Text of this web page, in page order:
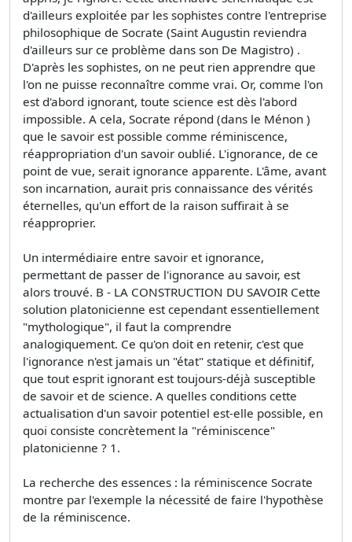
d'ailleurs exploitée par les sophistes contre l'entreprise
philosophique de Socrate (Saint Augustin reviendra
d'ailleurs sur ce problème dans son De Magistro) .
D'après les sophistes, on ne peut rien apprendre que
l'on ne puisse reconnaître comme vrai. Or, comme l'on
est d'abord ignorant, toute science est dès l'abord
impossible. A cela, Socrate répond (dans le Ménon )
que le savoir est possible comme réminiscence,
réappropriation d'un savoir oublié. L'ignorance, de ce
point de vue, serait ignorance apparente. L'âme, avant
son incarnation, aurait pris connaissance des vérités
éternelles, qu'un effort de la raison suffirait à se
réapproprier.
Un intermédiaire entre savoir et ignorance,
permettant de passer de l'ignorance au savoir, est
alors trouvé. B - LA CONSTRUCTION DU SAVOIR Cette
solution platonicienne est cependant essentiellement
"mythologique", il faut la comprendre
analogiquement. Ce qu'on doit en retenir, c'est que
l'ignorance n'est jamais un "état" statique et définitif,
que tout esprit ignorant est toujours-déjà susceptible
de savoir et de science. A quelles conditions cette
actualisation d'un savoir potentiel est-elle possible, en
quoi consiste concrètement la "réminiscence"
platonicienne ? 1.
La recherche des essences : la réminiscence Socrate
montre par l'exemple la nécessité de faire l'hypothèse
de la réminiscence.